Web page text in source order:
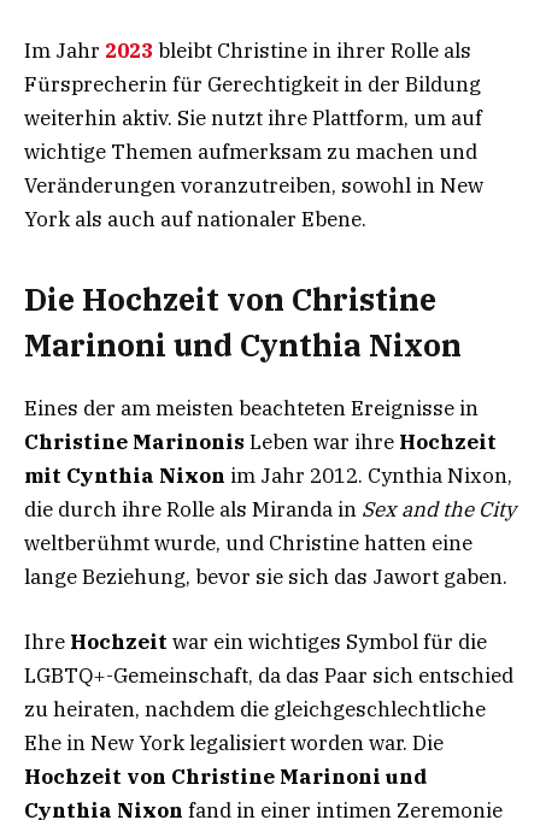
Im Jahr 2023 bleibt Christine in ihrer Rolle als
Fürsprecherin für Gerechtigkeit in der Bildung
weiterhin aktiv. Sie nutzt ihre Plattform, um auf
wichtige Themen aufmerksam zu machen und
Veränderungen voranzutreiben, sowohl in New
York als auch auf nationaler Ebene.
Die Hochzeit von Christine
Marinoni und Cynthia Nixon
Eines der am meisten beachteten Ereignisse in
Christine Marinonis Leben war ihre Hochzeit
mit Cynthia Nixon im Jahr 2012. Cynthia Nixon,
die durch ihre Rolle als Miranda in Sex and the City
weltberühmt wurde, und Christine hatten eine
lange Beziehung, bevor sie sich das Jawort gaben.
Ihre Hochzeit war ein wichtiges Symbol für die
LGBTQ+-Gemeinschaft, da das Paar sich entschied
zu heiraten, nachdem die gleichgeschlechtliche
Ehe in New York legalisiert worden war. Die
Hochzeit von Christine Marinoni und
Cynthia Nixon fand in einer intimen Zeremonie